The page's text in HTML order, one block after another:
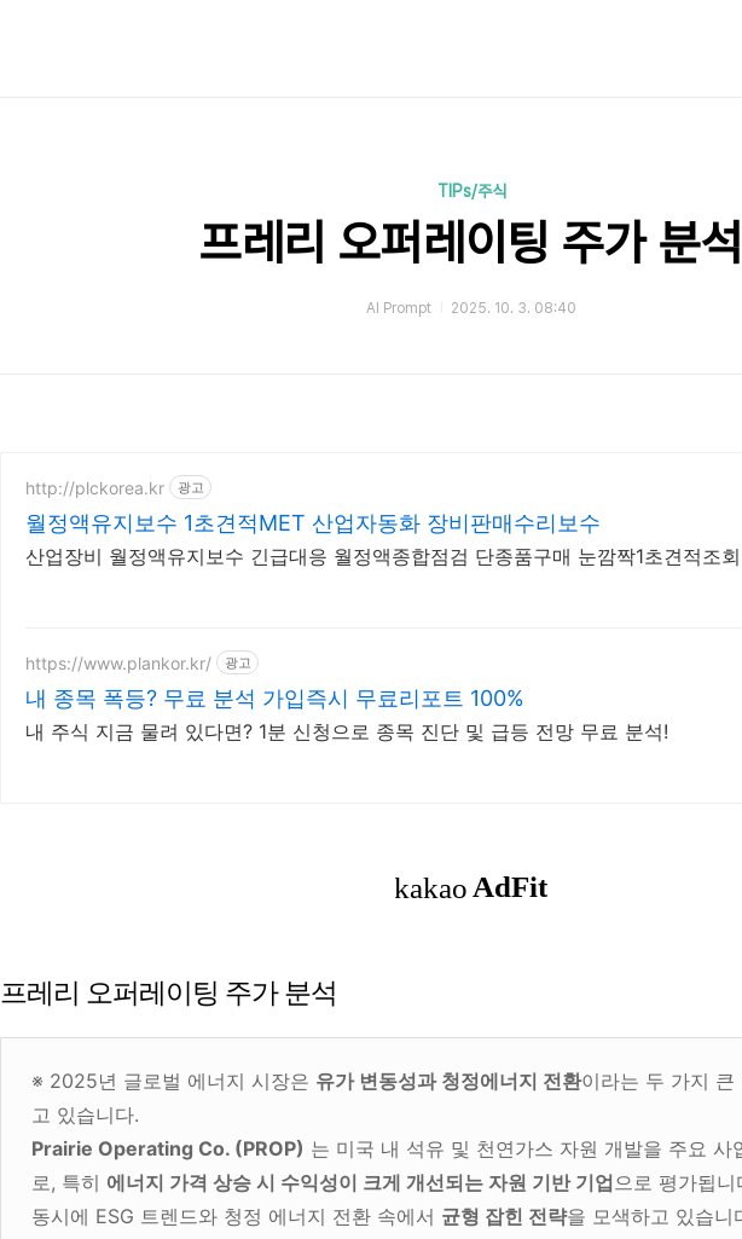
TIPs/주식
프레리 오퍼레이팅 주가 분석
AI Prompt 2025. 10. 3. 08:40
http://plckorea.kr 광고
월정액유지보수 1초견적MET 산업자동화 장비판매수리보수
산업장비 월정액유지보수 긴급대응 월정액종합점검 단종품구매 눈깜짝1초견적조회
https://www.plankor.kr/ 광고
내 종목 폭등? 무료 분석 가입즉시 무료리포트 100%
내 주식 지금 물려 있다면? 1분 신청으로 종목 진단 및 급등 전망 무료 분석!
프레리 오퍼레이팅 주가 분석
※ 2025년 글로벌 에너지 시장은 유가 변동성과 청정에너지 전환이라는 두 가지
고 있습니다.
Prairie Operating Co. (PROP) 는 미국 내 석유 및 천연가스 자원 개발을 주요 사
로, 특히 에너지 가격 상승 시 수익성이 크게 개선되는 자원 기반 기업으로 평가됩니
동시에 ESG 트렌드와 청정 에너지 전환 속에서 균형 잡힌 전략을 모색하고 있습